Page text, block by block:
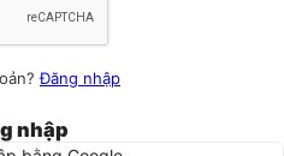
Đăng nhập
nhập